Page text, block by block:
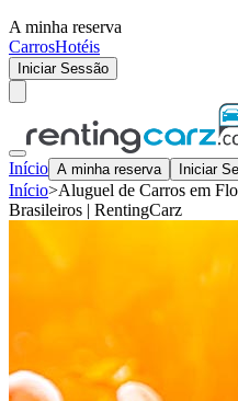
A minha reserva
CarrosHotéis
Iniciar Sessão
Início A minha reserva Iniciar
Início>Aluguel de Carros em
Brasileiros | RentingCarz